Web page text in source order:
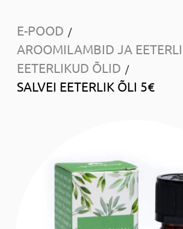
E-POOD /
AROOMILAMBID JA
EETERLIKUD ÕLID /
SALVEI EETERLIK ÕLI 5€